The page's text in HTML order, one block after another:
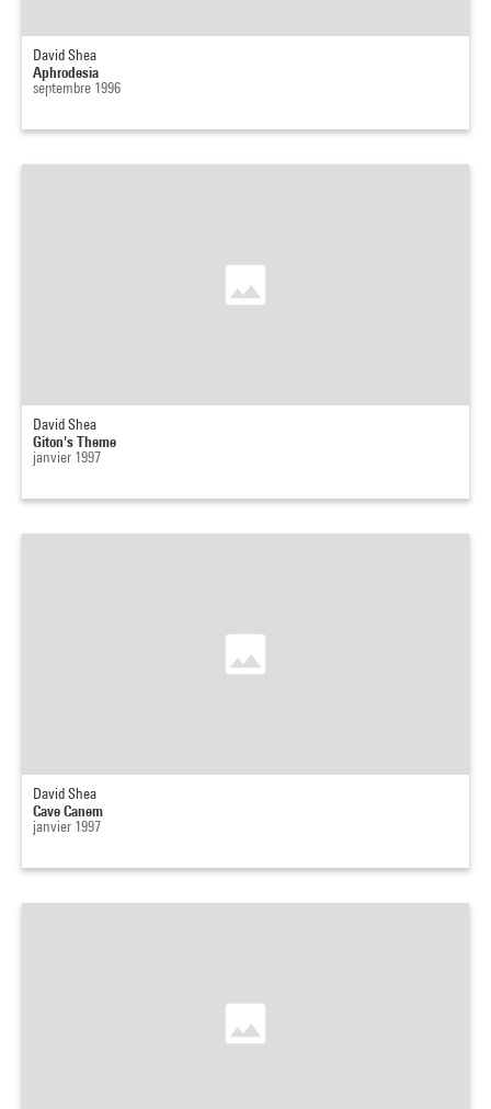
David Shea
Aphrodesia
septembre 1996
David Shea
Giton's Theme
janvier 1997
David Shea
Cave Canem
janvier 1997